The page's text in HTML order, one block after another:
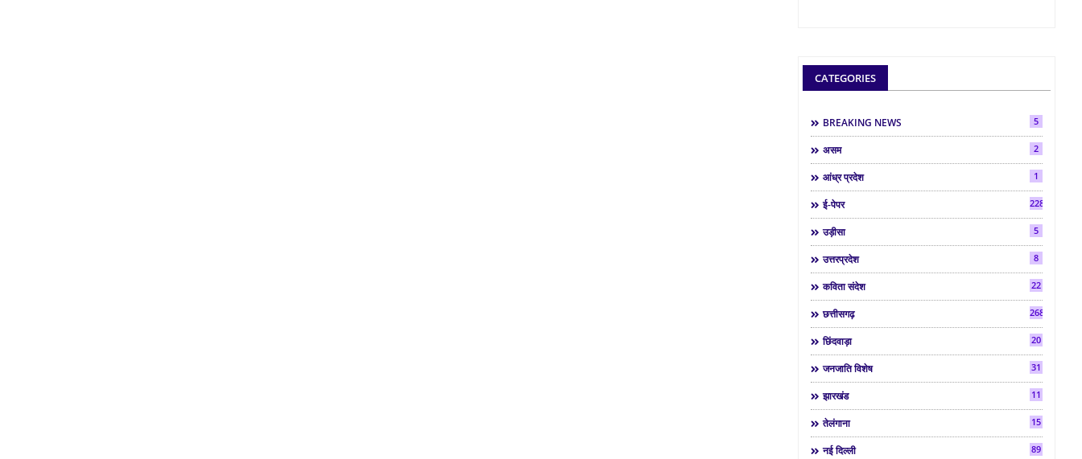
CATEGORIES
BREAKING NEWS 5
असम 2
आंध्र प्रदेश 1
ई-पेपर 2286
उड़ीसा 5
उत्तरप्रदेश 8
कविता संदेश 22
छत्तीसगढ़ 268
छिंदवाड़ा 20
जनजाति विशेष 31
झारखंड 11
तेलंगाना 15
नई दिल्ली 89